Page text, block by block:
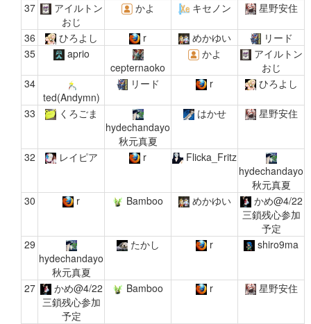
37
アイルトン
おじ
かよ キセノン 星野安住
36 ひろよし r めかゆい
リード
35
aprio
cepternaoko
かよ
アイルトン
おじ
34
ted(Andymn)
リード r ひろよし
33
くろごま
hydechandayo
秋元真夏
はかせ 星野安住
32 レイピア r
Flicka_Fritz
hydechandayo
秋元真夏
30
r Bamboo めかゆい
かめ@4/22
三鎖残心参加
予定
29
hydechandayo
秋元真夏
たかし r shiro9ma
27
かめ@4/22
三鎖残心参加
予定
Bamboo r 星野安住